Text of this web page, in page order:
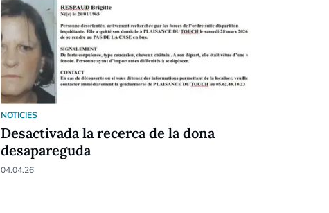
NOTICIES
Desactivada la recerca de la dona
desapareguda
04.04.26